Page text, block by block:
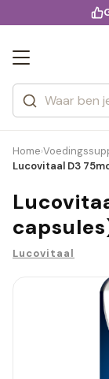
Zoeken
Categorieën
Merken
Home›
Lucovitaal D3
Lucovitaal